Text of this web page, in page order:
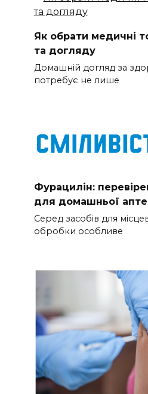
Як обрати медичні
та догляду
Домашній догляд за
потребує не лише
Фурацилін:
для домашньої
Серед засобів для
обробки особливе